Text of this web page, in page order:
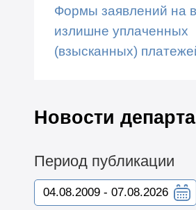
Формы заявлений на
излишне уплаченных
(взысканных)
Новости
Период публикации